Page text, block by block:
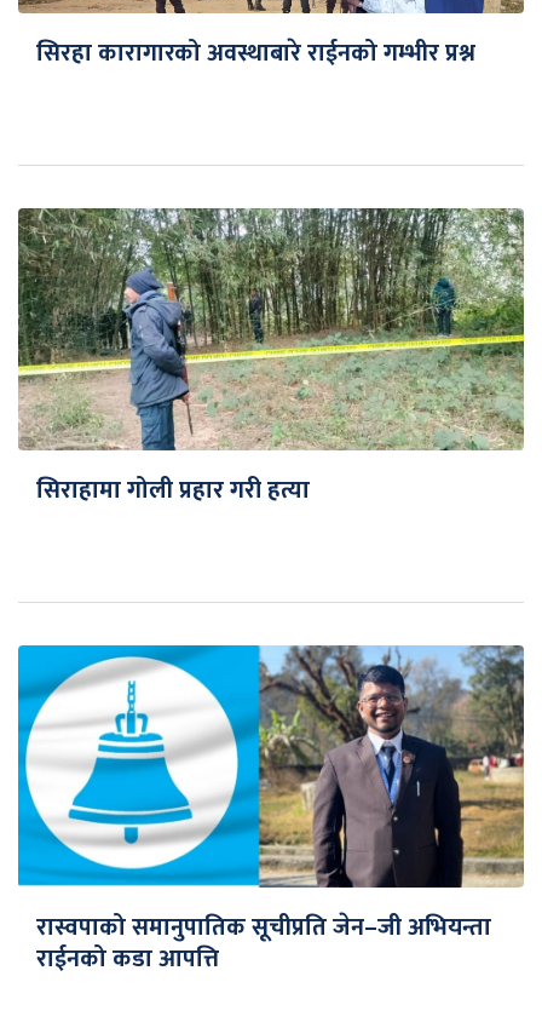
सिरहा कारागारको अवस्थाबारे राईनको गम्भीर प्रश्न
सिराहामा गोली प्रहार गरी हत्या
रास्वपाको समानुपातिक सूचीप्रति जेन–जी अभियन्ता
राईनको कडा आपत्ति